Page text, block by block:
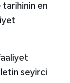
en
seyirci